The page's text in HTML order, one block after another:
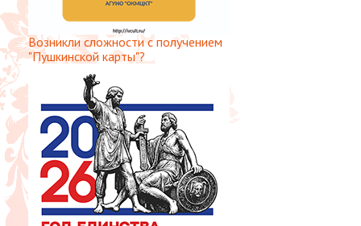
Возникли сложности с получением
"Пушкинской карты"?